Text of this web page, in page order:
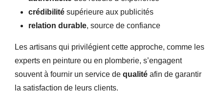
crédibilité supérieure aux publicités
relation durable, source de confiance
Les artisans qui privilégient cette approche, comme les
experts en peinture ou en plomberie, s’engagent
souvent à fournir un service de qualité afin de garantir
la satisfaction de leurs clients.